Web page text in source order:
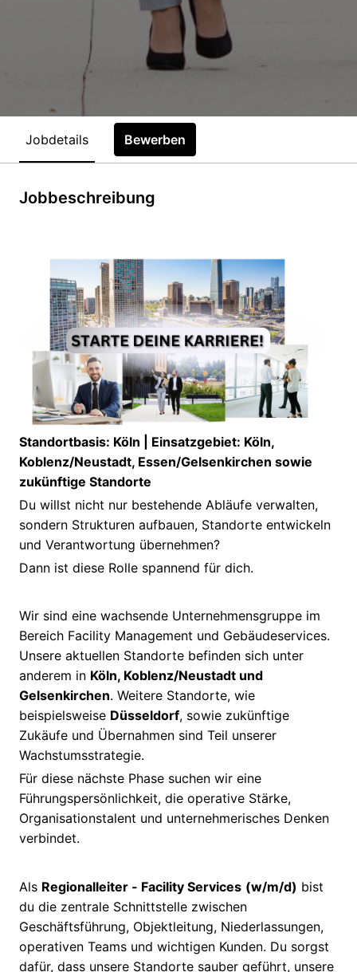
Jobdetails Bewerben
Jobbeschreibung
Standortbasis: Köln | Einsatzgebiet: Köln,
Koblenz/Neustadt, Essen/Gelsenkirchen sowie
zukünftige Standorte
Du willst nicht nur bestehende Abläufe verwalten,
sondern Strukturen aufbauen, Standorte entwickeln
und Verantwortung übernehmen?
Dann ist diese Rolle spannend für dich.
Wir sind eine wachsende Unternehmensgruppe im
Bereich Facility Management und Gebäudeservices.
Unsere aktuellen Standorte befinden sich unter
anderem in Köln, Koblenz/Neustadt und
Gelsenkirchen. Weitere Standorte, wie
beispielsweise Düsseldorf, sowie zukünftige
Zukäufe und Übernahmen sind Teil unserer
Wachstumsstrategie.
Für diese nächste Phase suchen wir eine
Führungspersönlichkeit, die operative Stärke,
Organisationstalent und unternehmerisches Denken
verbindet.
Als Regionalleiter - Facility Services (w/m/d) bist
du die zentrale Schnittstelle zwischen
Geschäftsführung, Objektleitung, Niederlassungen,
operativen Teams und wichtigen Kunden. Du sorgst
dafür, dass unsere Standorte sauber geführt, unsere